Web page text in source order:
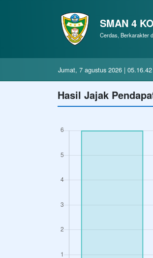
SMAN 4
Cerdas, Berkarakter
jumat, 7 agustus 2026 | 05.16.43
Hasil Jajak